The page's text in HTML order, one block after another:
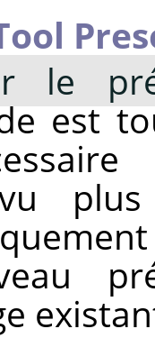
le
est
vu